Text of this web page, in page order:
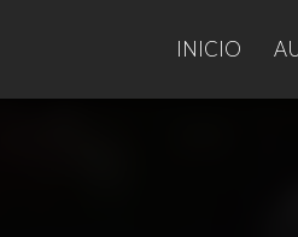
INICIO